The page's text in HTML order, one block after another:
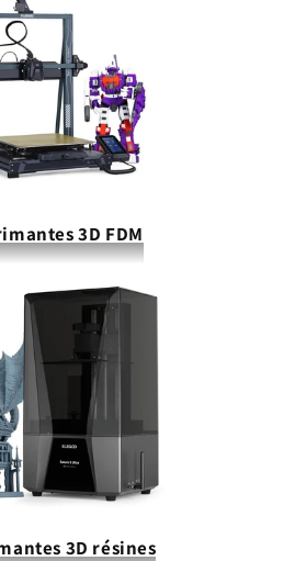
3D FDM
3D résines